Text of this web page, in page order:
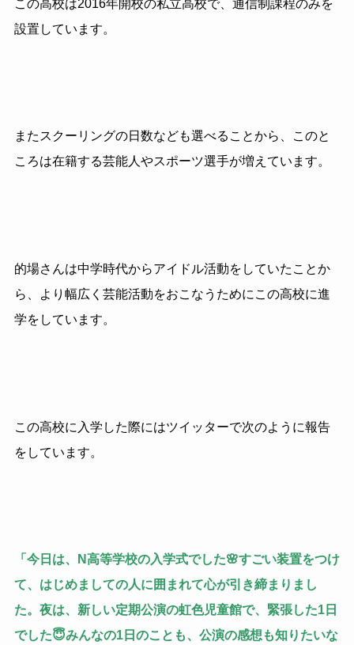
この高校は2016年開校の私立高校で、通信制課程のみを
設置しています。
またスクーリングの日数なども選べることから、このと
ころは在籍する芸能人やスポーツ選手が増えています。
的場さんは中学時代からアイドル活動をしていたことか
ら、より幅広く芸能活動をおこなうためにこの高校に進
学をしています。
この高校に入学した際にはツイッターで次のように報告
をしています。
「今日は、N高等学校の入学式でした🌸すごい装置をつけ
て、はじめましての人に囲まれて心が引き締まりまし
た。夜は、新しい定期公演の虹色児童館で、緊張した1日
でした😇みんなの1日のことも、公演の感想も知りたいな